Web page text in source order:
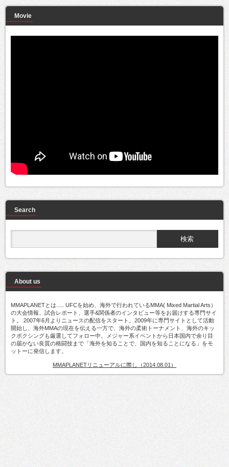
Movie
Search
About us
MMAPLANETとは..... UFCを始め、海外で行われているMMA( Mixed Martial Arts）
の大会情報、試合レポート、選手&関係者のインタビュー等をお届けする専門サイ
ト。 2007年6月よりニュースの配信をスタート。2009年に専門サイトとして活動
開始し、海外MMAの現在を伝える一方で、海外の柔術トーナメント、海外のキッ
クボクシングも厳選してフォロー中。メジャー系イベントから日本国内で余り目
の届かない良質の格闘技まで「海外を知ることで、国内を知ることになる」をモ
ットーに発信します。
MMAPLANETリニューアルに際し（2014.08.01）